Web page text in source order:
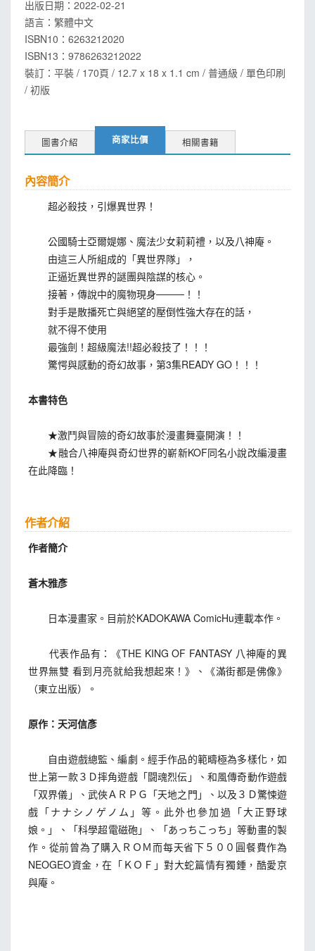
出版日期： 2022-02-21
語言： 繁體中文
ISBN10：6263212020
ISBN13： 9786263212022
裝訂：平裝 / 170頁 / 12.7 x 18 x 1.1 cm / 普通級 / 單色印刷
/ 初版
圖書介紹 商家比價 相關書籍
內容簡介
超必殺技，引爆異世界！
公國騎士亞爾媞娜、魔法少女莉莉禮，以及八神庵。
由這三人所組成的「異世界隊」，
正逼近異世界的謎團與陰謀的核心。
接著，傳說中的魔物現身────！！
對手是散播死亡與絕望的壓倒性強大存在的話，
就不得不使用
最強劍！超級魔法!!超必殺技了！！！
驚愕與感動的奇幻故事，第3集READY GO！！！
本書特色
★激鬥與冒險的奇幻故事於漫畫舞臺開演！！
★融合八神庵與奇幻世界的嶄新KOF同名小說改編漫畫
在此降臨！
作者介紹
作者簡介
蒼木雅彥
日本漫畫家。目前於KADOKAWA ComicHu連載本作。
代表作品有：《THE KING OF FANTASY 八神庵的異
世界無雙 看到月亮就給我想起來！》、《滿街都是佛像》
（東立出版）。
原作：天河信彥
自由遊戲總監、編劇。經手作品的範疇極為多樣化，如
世上第一款３Ｄ摔角遊戲「闘魂烈伝」、和風傳奇動作遊戲
「双界儀」、武俠ＡＲＰＧ「天地之門」、以及３Ｄ驚悚遊
戲「ナナシノゲノム」等。此外也參加過「大正野球
娘。」、「科學超電磁砲」、「あっちこっち」等動畫的製
作。從前曾為了購入ＲＯＭ而每天省下５００圓餐費作為
NEOGEO資金，在「ＫＯＦ」對大蛇篇情有獨鍾，酷愛京
與庵。